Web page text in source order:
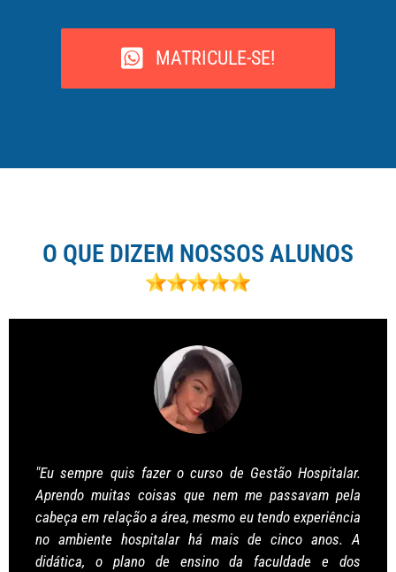
MATRICULE-SE!
O QUE DIZEM NOSSOS ALUNOS
"Eu sempre quis fazer o curso de Gestão Hospitalar.
Aprendo muitas coisas que nem me passavam pela
cabeça em relação a área, mesmo eu tendo experiência
no ambiente hospitalar há mais de cinco anos. A
didática, o plano de ensino da faculdade e dos